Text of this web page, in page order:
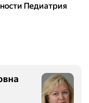
Педиатрия